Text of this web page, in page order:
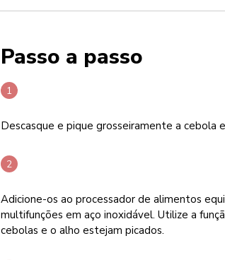
Passo a passo
Descasque e pique grosseiramente a cebola
Adicione-os ao processador de alimentos
multifunções em aço inoxidável. Utilize a
cebolas e o alho estejam picados.